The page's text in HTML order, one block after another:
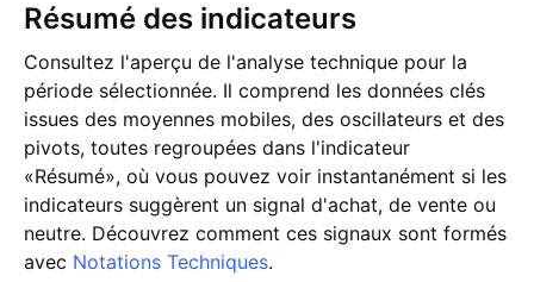
Résumé des indicateurs
Consultez l'aperçu de l'analyse technique pour la
période sélectionnée. Il comprend les données clés
issues des moyennes mobiles, des oscillateurs et des
pivots, toutes regroupées dans l'indicateur
«Résumé», où vous pouvez voir instantanément si les
indicateurs suggèrent un signal d'achat, de vente ou
neutre. Découvrez comment ces signaux sont formés
avec Notations Techniques.